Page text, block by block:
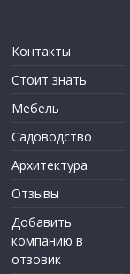
Контакты
Стоит знать
Мебель
Садоводство
Архитектура
Отзывы
Добавить
компанию в
отзовик